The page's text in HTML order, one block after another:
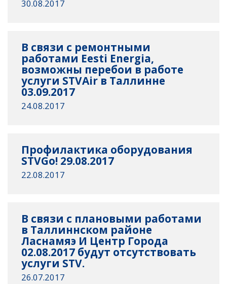
30.08.2017
В связи с ремонтными
работами Eesti Energia,
возможны перебои в работе
услуги STVAir в Таллинне
03.09.2017
24.08.2017
Профилактика оборудования
STVGo! 29.08.2017
22.08.2017
В связи с плановыми работами
в Таллиннском районе
Ласнамяэ И Центр Города
02.08.2017 будут отсутствовать
услуги STV.
26.07.2017